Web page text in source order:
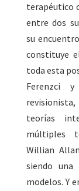
terapéutico
entre dos
su
constituye
toda esta
Ferenzci
teorías
múltiples
Willian
siendo
modelos. Y